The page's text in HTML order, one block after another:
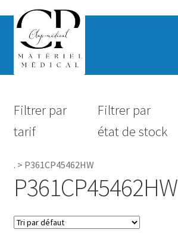
Hygiène
Accessoires Salle de bain
Filtrer par
tarif
Filtrer par
état de stock
. > P361CP45462HW
P361CP45462HW